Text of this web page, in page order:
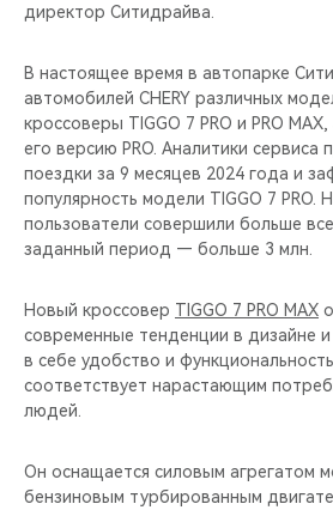
директор Ситидрайва.
В настоящее время в автопарке
автомобилей CHERY различных
кроссоверы TIGGO 7 PRO и PRO
его версию PRO. Аналитики сервиса
поездки за 9 месяцев 2024 года и
популярность модели TIGGO 7 PRO.
пользователи совершили больше
заданный период — больше 3 млн.
Новый кроссовер TIGGO 7 PRO MAX
современные тенденции в дизайне и
в себе удобство и
соответствует нарастающим
людей.
Он оснащается силовым агрегатом
бензиновым турбированным